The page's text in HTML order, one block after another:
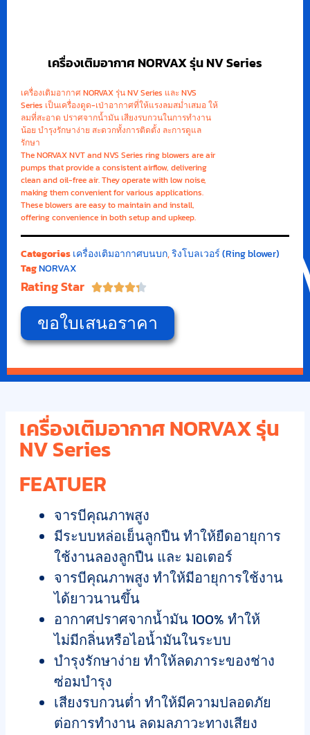
เครื่องเติมอากาศ NORVAX รุ่น NV Series
เครื่องเติมอากาศ NORVAX รุ่น NV Series และ NVS
Series เป็นเครื่องดูด-เป่าอากาศที่ให้แรงลมสม่ำเสมอ ให้
ลมที่สะอาด ปราศจากน้ำมัน เสียงรบกวนในการทำงาน
น้อย บำรุงรักษาง่าย สะดวกทั้งการติดตั้ง ละการดูแล
รักษา
The NORVAX NVT and NVS Series ring blowers are air
pumps that provide a consistent airflow, delivering
clean and oil-free air. They operate with low noise,
making them convenient for various applications.
These blowers are easy to maintain and install,
offering convenience in both setup and upkeep.
Categoriesเครื่องเติมอากาศบนบก,ริงโบลเวอร์ (Ring blower)
TagNORVAX
Rating Star 
ขอใบเสนอราคา
เครื่องเติมอากาศ NORVAX รุ่น
NV Series
FEATUER
จารบีคุณภาพสูง
มีระบบหล่อเย็นลูกปืน ทำให้ยืดอายุการ
ใช้งานลองลูกปืน และ มอเตอร์
จารบีคุณภาพสูง ทำให้มีอายุการใช้งาน
ได้ยาวนานขึ้น
อากาศปราศจากน้ำมัน 100% ทำให้
ไม่มีกลิ่นหรือไอน้ำมันในระบบ
บำรุงรักษาง่าย ทำให้ลดภาระของช่าง
ซ่อมบำรุง
เสียงรบกวนต่ำ ทำให้มีความปลอดภัย
ต่อการทำงาน ลดมลภาวะทางเสียง